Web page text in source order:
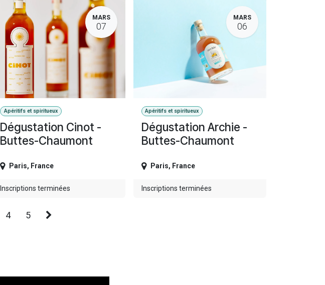
MARS
07
Apéritifs et spiritueux
Dégustation Cinot -
Buttes-Chaumont
Paris, France
Inscriptions terminées
MARS
06
Apéritifs et spiritueux
Dégustation Archie -
Buttes-Chaumont
Paris, France
Inscriptions terminées
4 5